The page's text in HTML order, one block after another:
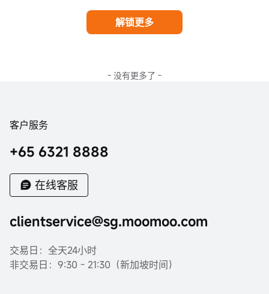
解锁更多
- 没有更多了 -
客户服务
+65 6321 8888
在线客服
clientservice@sg.moomoo.com
交易日：全天24小时
非交易日：9:30 - 21:30（新加坡时间）